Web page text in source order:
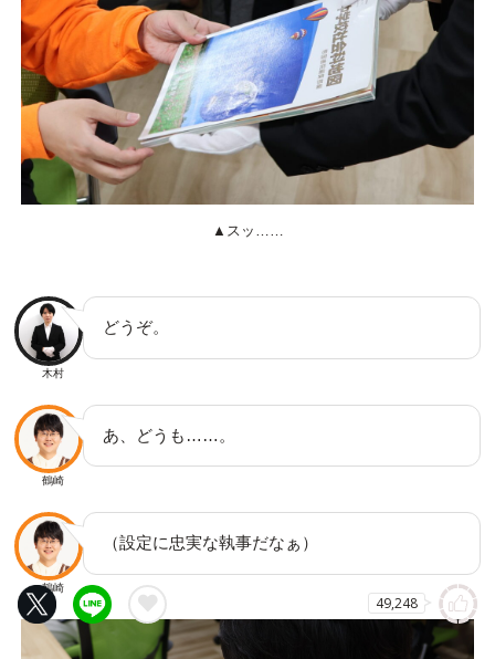
▲スッ……
木村
どうぞ。
鶴崎
あ、どうも……。
鶴崎
（設定に忠実な執事だなぁ）
49,248